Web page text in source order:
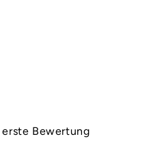
Bewertung